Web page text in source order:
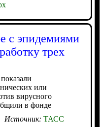
с эпидемиями
трех
или
вирусного
в фонде
Источник: ТАСС